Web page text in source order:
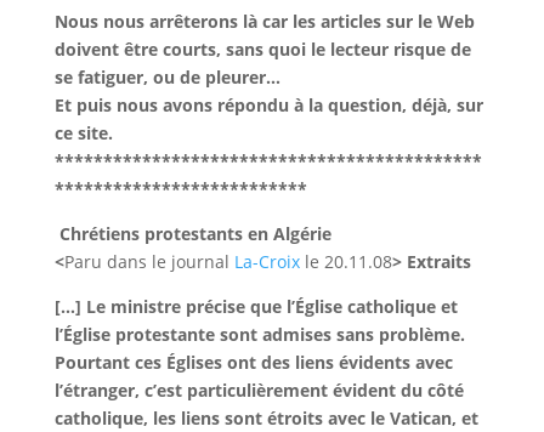
Nous nous arrêterons là car les articles sur le Web
doivent être courts, sans quoi le lecteur risque de
se fatiguer, ou de pleurer…
Et puis nous avons répondu à la question, déjà, sur
ce site.
********************************************
**************************
Chrétiens protestants en Algérie
<Paru dans le journal La-Croixle 20.11.08> Extraits
[…] Le ministre précise que l’Église catholique et
l’Église protestante sont admises sans problème.
Pourtant ces Églises ont des liens évidents avec
l’étranger, c’est particulièrement évident du côté
catholique, les liens sont étroits avec le Vatican, et